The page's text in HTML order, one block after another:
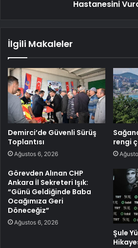
Hastanesini
İlgili Makaleler
Demirci’de Güvenli Sürüş
Toplantısı
Ağustos 6, 2026
rengi
Görevden Alınan CHP
Ankara İl Sekreteri Işık:
“Günü Geldiğinde Baba
Ocağımıza Geri
Döneceğiz”
Ağustos 6, 2026
Şule